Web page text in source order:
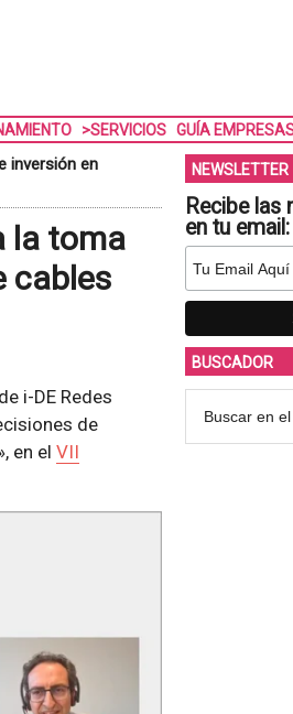
>SERVICIOS GUÍA
inversión en
la toma
cables
i-DE Redes
de
en el VII
NEWSLETTER
Recibe las
en tu email:
BUSCADOR